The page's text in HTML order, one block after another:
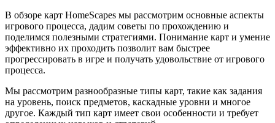
В обзоре карт HomeScapes мы рассмотрим основные аспекты
игрового процесса, дадим советы по прохождению и
поделимся полезными стратегиями. Понимание карт и умение
эффективно их проходить позволит вам быстрее
прогрессировать в игре и получать удовольствие от игрового
процесса.
Мы рассмотрим разнообразные типы карт, такие как задания
на уровень, поиск предметов, каскадные уровни и многое
другое. Каждый тип карт имеет свои особенности и требует